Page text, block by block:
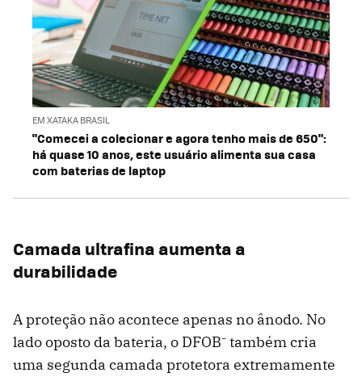
EM XATAKA BRASIL
"Comecei a colecionar e agora tenho mais de 650":
há quase 10 anos, este usuário alimenta sua casa
com baterias de laptop
Camada ultrafina aumenta a
durabilidade
A proteção não acontece apenas no ânodo. No
lado oposto da bateria, o DFOB⁻ também cria
uma segunda camada protetora extremamente